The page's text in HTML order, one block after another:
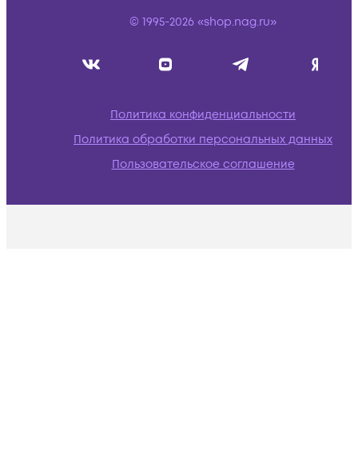
© 1995-2026 «shop.nag.ru»
Политика конфиденциальности
Политика обработки персональных данных
Пользовательское соглашение